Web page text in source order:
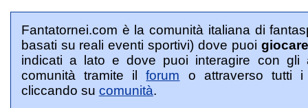
Fantatornei.com è la comunità italiana di
basati su reali eventi sportivi) dove puoi
indicati a lato e dove puoi interagire con gli
comunità tramite ilforum o attraverso tutti
cliccando su comunità.